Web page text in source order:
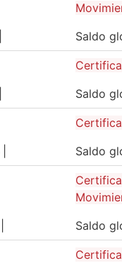
Saldo
Saldo
Saldo
Saldo